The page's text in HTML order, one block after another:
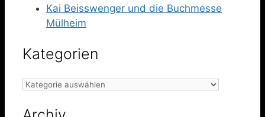
Kai Beisswenger und die Buchmesse
Mülheim
Kategorien
Kategorien